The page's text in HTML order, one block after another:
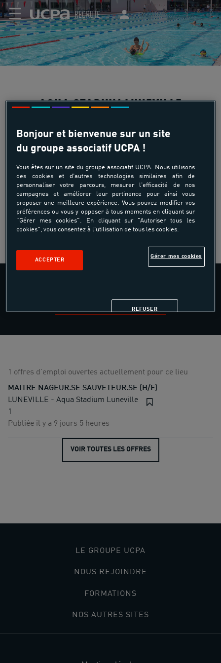
☰ RECRUTE
AQUA STADIUM LUNEVILLE
Le complexe de loisirs UCPA Aqua Stadium Luneville est
composé d’un bassin sportif extérieur de 50×18m, d’un
bassin d’apprentissage de 25 m, d’une pataugeoire et d’un
toboggan aquatique. Il est également équipé d’un espace
forme et fitness et d’un espace balnéo.
DÉCOUVRIR LE CENTRE
1 offres d’emploi ouvertes actuellement pour ce lieu
MAITRE NAGEUR.SE SAUVETEUR.SE (H/F)
LUNEVILLE - Aqua Stadium Luneville
1
Publiée il y a 9 jours 5 heures
VOIR TOUTES LES OFFRES
LE GROUPE UCPA
NOUS REJOINDRE
FORMATIONS
NOS AUTRES SITES
Bonjour et bienvenue sur un site
du groupe associatif UCPA !
Vous êtes sur un site du groupe associatif UCPA. Nous utilisons
des cookies et d'autres technologies similaires afin de
personnaliser votre parcours, mesurer l'efficacité de nos
campagnes et améliorer leur pertinence pour ainsi vous
proposer une meilleure expérience. Vous pouvez modifier vos
préférences ou vous y opposer à tous moments en cliquant sur
"Gérer mes cookies". En cliquant sur "Autoriser tous les
cookies", vous consentez à l'utilisation de tous les cookies.
Gérer mes cookies
REFUSER
ACCEPTER